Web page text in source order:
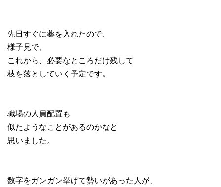
先日すぐに薬を入れたので、
様子見で、
これから、必要なところだけ残して
枝を落としていく予定です。
職場の人員配置も
似たようなことがあるのかなと
思いました。
数字をガンガン挙げて勢いがあった人が、